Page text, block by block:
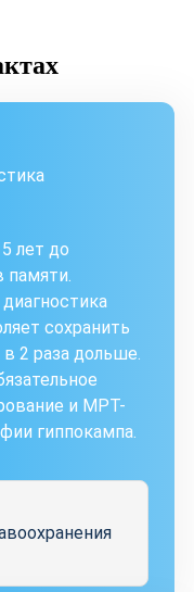
лет до
памяти.
сохранить
2 раза дольше.
и МРТ-
гиппокампа.